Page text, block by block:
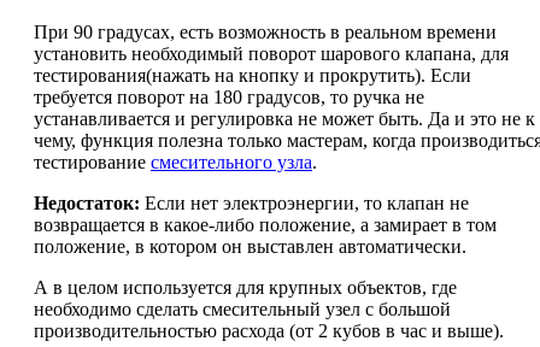
При 90 градусах, есть возможность в реальном времени
установить необходимый поворот шарового клапана, для
тестирования(нажать на кнопку и прокрутить). Если
требуется поворот на 180 градусов, то ручка не
устанавливается и регулировка не может быть. Да и это не к
чему, функция полезна только мастерам, когда
тестирование смесительного узла.
Недостаток: Если нет электроэнергии, то клапан не
возвращается в какое-либо положение, а замирает в том
положение, в котором он выставлен автоматически.
А в целом используется для крупных объектов, где
необходимо сделать смесительный узел с большой
производительностью расхода (от 2 кубов в час и выше).